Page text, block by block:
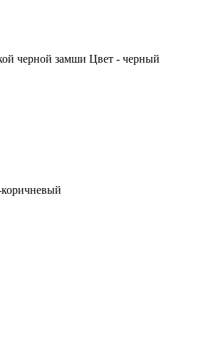
черной замши Цвет - черный